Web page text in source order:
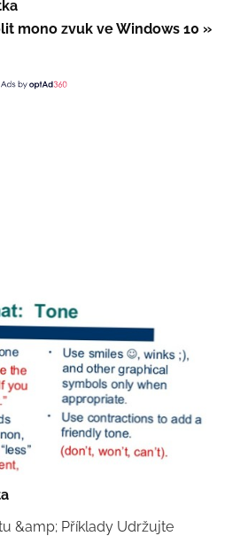
mono zvuk ve Windows 10 »
&amp; Příklady Udržujte